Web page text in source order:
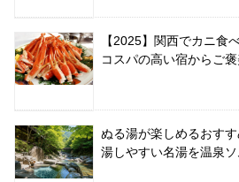
【2025】関西でカニ食
コスパの高い宿からご
ぬる湯が楽しめるおす
湯しやすい名湯を温泉